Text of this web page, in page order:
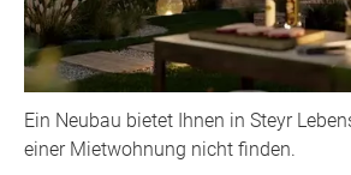
Ein Neubau bietet Ihnen in Steyr
einer Mietwohnung nicht finden.